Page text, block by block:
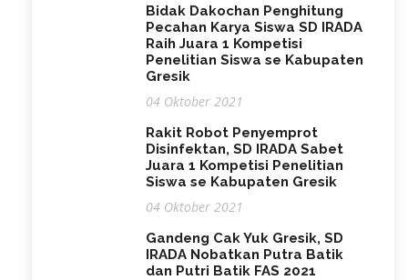
Bidak Dakochan Penghitung
Pecahan Karya Siswa SD IRADA
Raih Juara 1 Kompetisi
Penelitian Siswa se Kabupaten
Gresik
04 Oktober 2021
Rakit Robot Penyemprot
Disinfektan, SD IRADA Sabet
Juara 1 Kompetisi Penelitian
Siswa se Kabupaten Gresik
04 Oktober 2021
Gandeng Cak Yuk Gresik, SD
IRADA Nobatkan Putra Batik
dan Putri Batik FAS 2021